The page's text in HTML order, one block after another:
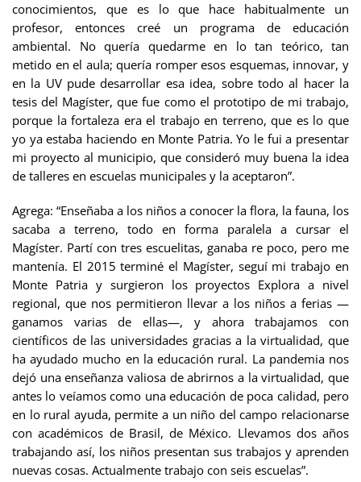
conocimientos, que es lo que hace habitualmente un
profesor, entonces creé un programa de educación
ambiental. No quería quedarme en lo tan teórico, tan
metido en el aula; quería romper esos esquemas, innovar, y
en la UV pude desarrollar esa idea, sobre todo al hacer la
tesis del Magíster, que fue como el prototipo de mi trabajo,
porque la fortaleza era el trabajo en terreno, que es lo que
yo ya estaba haciendo en Monte Patria. Yo le fui a presentar
mi proyecto al municipio, que consideró muy buena la idea
de talleres en escuelas municipales y la aceptaron”.
Agrega: “Enseñaba a los niños a conocer la flora, la fauna, los
sacaba a terreno, todo en forma paralela a cursar el
Magíster. Partí con tres escuelitas, ganaba re poco, pero me
mantenía. El 2015 terminé el Magíster, seguí mi trabajo en
Monte Patria y surgieron los proyectos Explora a nivel
regional, que nos permitieron llevar a los niños a ferias —
ganamos varias de ellas—, y ahora trabajamos con
científicos de las universidades gracias a la virtualidad, que
ha ayudado mucho en la educación rural. La pandemia nos
dejó una enseñanza valiosa de abrirnos a la virtualidad, que
antes lo veíamos como una educación de poca calidad, pero
en lo rural ayuda, permite a un niño del campo relacionarse
con académicos de Brasil, de México. Llevamos dos años
trabajando así, los niños presentan sus trabajos y aprenden
nuevas cosas. Actualmente trabajo con seis escuelas”.